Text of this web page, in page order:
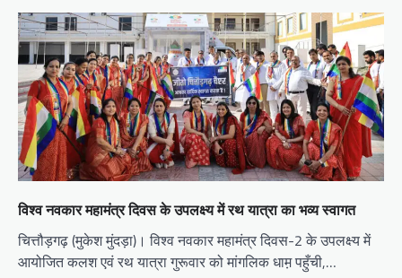
विश्व नवकार महामंत्र दिवस के उपलक्ष्य में रथ यात्रा का भव्य स्वागत
चित्तौड़गढ़ (मुकेश मुंदड़ा)। विश्व नवकार महामंत्र दिवस-2 के उपलक्ष्य में
आयोजित कलश एवं रथ यात्रा गुरूवार को मांगलिक धाम़ पहुँची,…